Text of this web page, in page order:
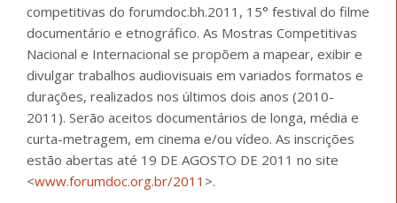
competitivas do forumdoc.bh.2011, 15° festival do filme
documentário e etnográfico. As Mostras Competitivas
Nacional e Internacional se propõem a mapear, exibir e
divulgar trabalhos audiovisuais em variados formatos e
durações, realizados nos últimos dois anos (2010-
2011). Serão aceitos documentários de longa, média e
curta-metragem, em cinema e/ou vídeo. As inscrições
estão abertas até 19 DE AGOSTO DE 2011 no site
<www.forumdoc.org.br/2011 >.